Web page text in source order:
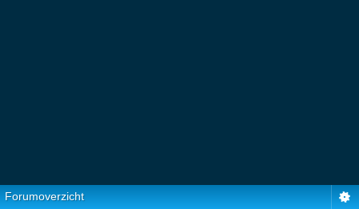
Forumoverzicht